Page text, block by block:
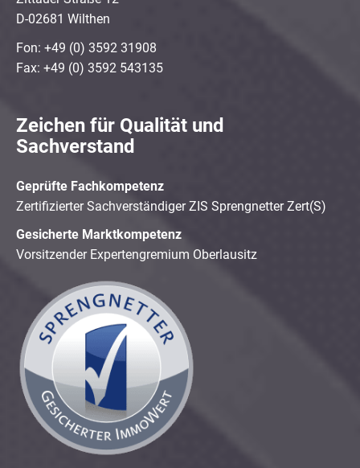
D-02681 Wilthen
Fon: +49 (0) 3592 31908
Fax: +49 (0) 3592 543135
Zeichen für Qualität und
Sachverstand
Geprüfte Fachkompetenz
Zertifizierter Sachverständiger ZIS Sprengnetter Zert(S)
Gesicherte Marktkompetenz
Vorsitzender Expertengremium Oberlausitz